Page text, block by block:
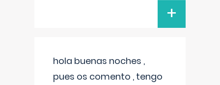
+
hola buenas noches ,
pues os comento , tengo